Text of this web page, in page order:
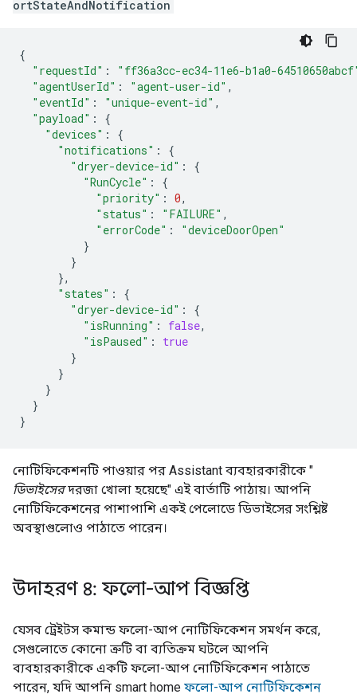
ortStateAndNotification
{
"requestId" :
"ff36a3cc-ec34-11e6-b1a0-
"agentUserId" : "agent-user-id" ,
"eventId" : "unique-event-id" ,
"payload" :
{
"devices" :
{
"notifications" :
{
"dryer-device-id" :
{
"RunCycle" :
{
"priority" : 0,
"status" : "FAILURE" ,
"errorCode" :
"deviceDoorOpen"
}
}
},
"states" :
{
"dryer-device-id" :
{
"isRunning" : false,
"isPaused" :
true
}
}
}
}
}
নোটিফিকেশনটি পাওয়ার পর Assistant ব্যবহারকারীকে "
ডিভাইসেরদরজা খোলা হয়েছে" এই বার্তাটি পাঠায়। আপনি
নোটিফিকেশনের পাশাপাশি একই পেলোডে ডিভাইসের সংশ্লিষ্ট
অবস্থাগুলোও পাঠাতে পারেন।
উদাহরণ ৪: ফলো-আপ বিজ্ঞপ্তি
যেসব ট্রেইটস কমান্ড ফলো-আপ নোটিফিকেশন সমর্থন করে,
সেগুলোতে কোনো ত্রুটি বা ব্যতিক্রম ঘটলে আপনি
ব্যবহারকারীকে একটি ফলো-আপ নোটিফিকেশন পাঠাতে
পারেন, যদি আপনি smart home ফলো-আপ নোটিফিকেশন